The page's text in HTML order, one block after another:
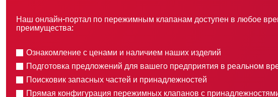
Наш онлайн-портал по пережимным клапанам доступен в любое
преимущества:
Ознакомление с ценами и наличием наших изделий
Подготовка предложений для вашего предприятия в реальном
Поисковик запасных частей и принадлежностей